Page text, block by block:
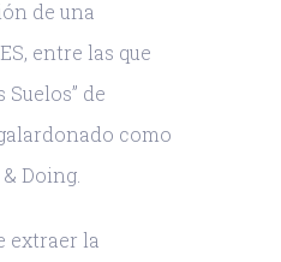
de una
entre las que
Suelos” de
como
Doing.
extraer la